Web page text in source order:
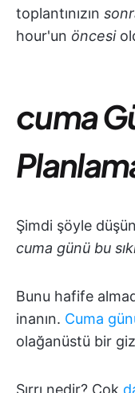
toplantınızın
hour'un öncesi
cuma
Şimdi şöyle
cuma günü bu
Bunu hafife
inanın. Cuma
olağanüstü bir
Sırrı nedir? Çok